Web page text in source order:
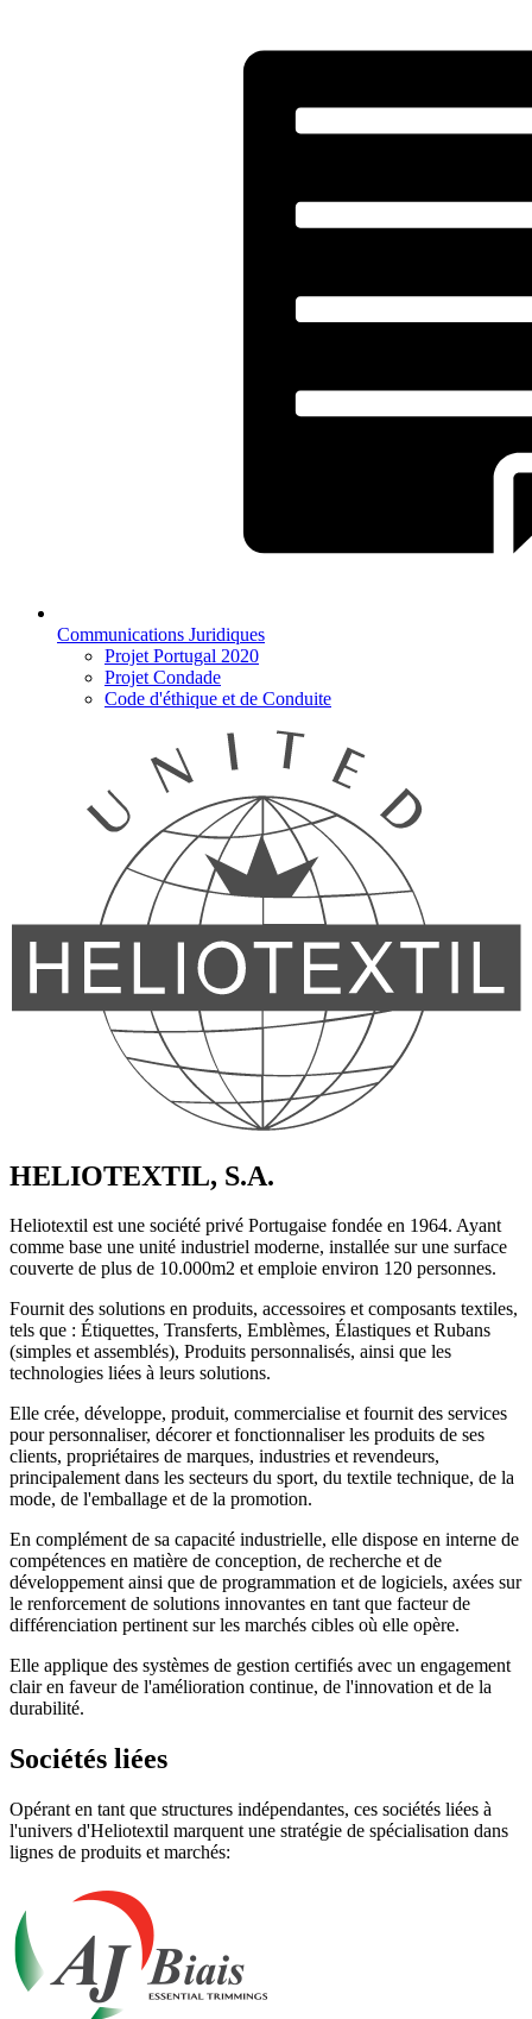
Communications Juridiques
Projet Portugal 2020
Projet Condade
Code d'éthique et de Conduite
HELIOTEXTIL, S.A.
Heliotextil est une société privé Portugaise fondée en 1964. Ayant
comme base une unité industriel moderne, installée sur une surface
couverte de plus de 10.000m2 et emploie environ 120 personnes.
Fournit des solutions en produits, accessoires et composants textiles,
tels que : Étiquettes, Transferts, Emblèmes, Élastiques et Rubans
(simples et assemblés), Produits personnalisés, ainsi que les
technologies liées à leurs solutions.
Elle crée, développe, produit, commercialise et fournit des services
pour personnaliser, décorer et fonctionnaliser les produits de ses
clients, propriétaires de marques, industries et revendeurs,
principalement dans les secteurs du sport, du textile technique, de la
mode, de l'emballage et de la promotion.
En complément de sa capacité industrielle, elle dispose en interne de
compétences en matière de conception, de recherche et de
développement ainsi que de programmation et de logiciels, axées sur
le renforcement de solutions innovantes en tant que facteur de
différenciation pertinent sur les marchés cibles où elle opère.
Elle applique des systèmes de gestion certifiés avec un engagement
clair en faveur de l'amélioration continue, de l'innovation et de la
durabilité.
Sociétés liées
Opérant en tant que structures indépendantes, ces sociétés liées à
l'univers d'Heliotextil marquent une stratégie de spécialisation dans
lignes de produits et marchés: